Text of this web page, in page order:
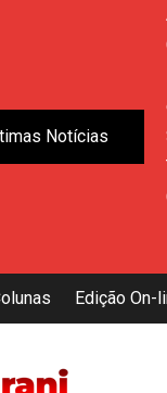
Notícias
Edição On-